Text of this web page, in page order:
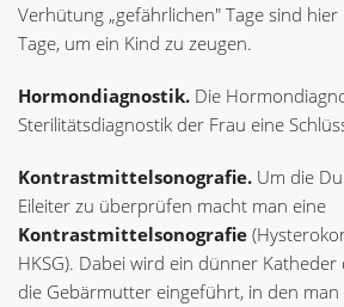
Verhütung „gefährlichen" Tage sind
Tage, um ein Kind zu zeugen.
Hormondiagnostik. Die
Sterilitätsdiagnostik der Frau eine
Kontrastmittelsonografie. Um die
Eileiter zu überprüfen macht man eine
Kontrastmittelsonografie
HKSG). Dabei wird ein dünner
die Gebärmutter eingeführt, in den man